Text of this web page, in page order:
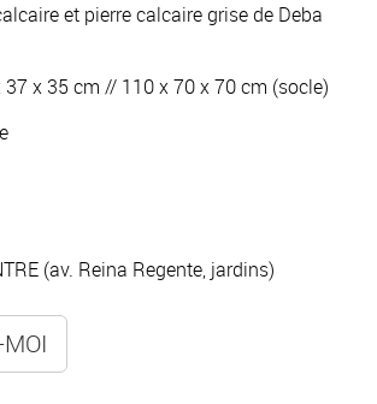
et pierre calcaire grise de Deba
37 x 35 cm // 110 x 70 x 70 cm (socle)
(av. Reina Regente, jardins)